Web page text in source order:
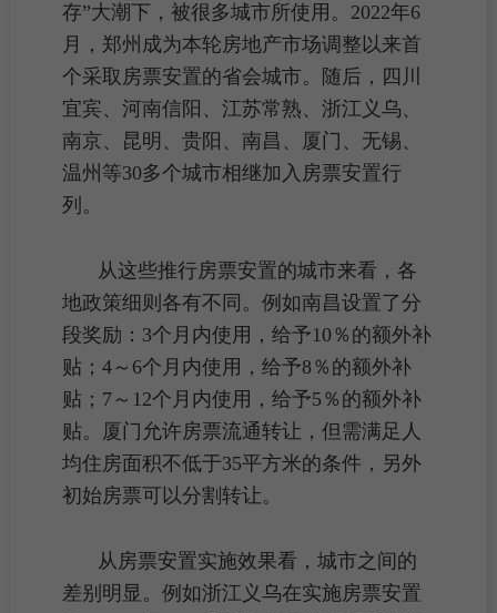
存”大潮下，被很多城市所使用。2022年6
月，郑州成为本轮房地产市场调整以来首
个采取房票安置的省会城市。随后，四川
宜宾、河南信阳、江苏常熟、浙江义乌、
南京、昆明、贵阳、南昌、厦门、无锡、
温州等30多个城市相继加入房票安置行
列。
从这些推行房票安置的城市来看，各
地政策细则各有不同。例如南昌设置了分
段奖励：3个月内使用，给予10％的额外补
贴；4～6个月内使用，给予8％的额外补
贴；7～12个月内使用，给予5％的额外补
贴。厦门允许房票流通转让，但需满足人
均住房面积不低于35平方米的条件，另外
初始房票可以分割转让。
从 房票安置实施效果看，城市之间的
差别明显。例如浙江义乌在实施房票安置